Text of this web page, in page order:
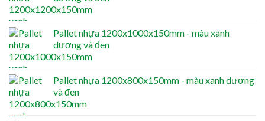
Pallet nhựa 1200x1000x150mm - màu xanh
dương và đen
Pallet nhựa 1200x800x150mm - màu xanh dương
và đen